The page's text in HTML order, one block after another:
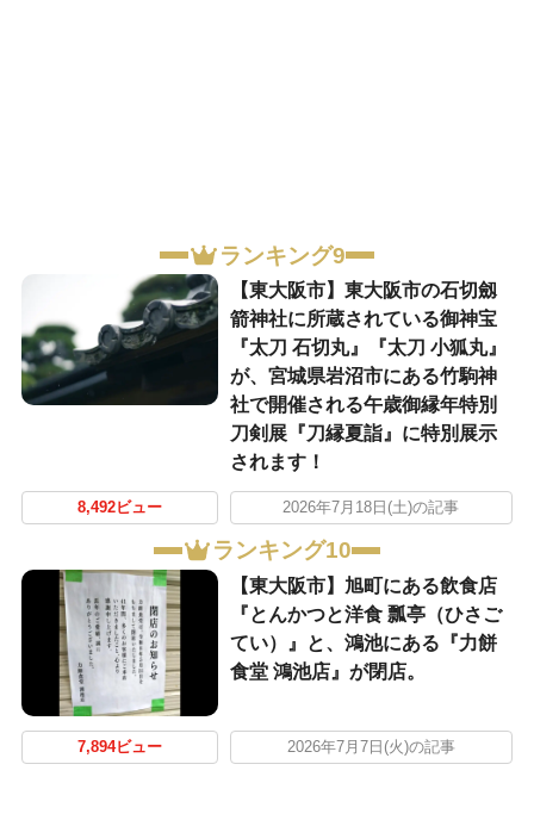
ランキング9
【東大阪市】東大阪市の石切劔
箭神社に所蔵されている御神宝
『太刀 石切丸』『太刀 小狐丸』
が、宮城県岩沼市にある竹駒神
社で開催される午歳御縁年特別
刀剣展『刀縁夏詣』に特別展示
されます！
8,492ビュー 2026年7月18日(土)の記事
ランキング10
【東大阪市】旭町にある飲食店
『とんかつと洋食 瓢亭（ひさご
てい）』と、鴻池にある『力餅
食堂 鴻池店』が閉店。
7,894ビュー 2026年7月7日(火)の記事